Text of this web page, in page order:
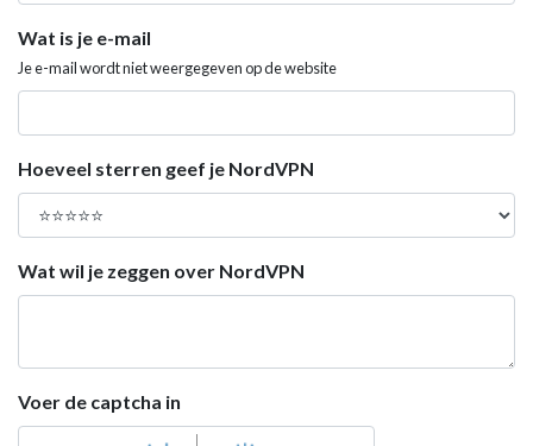
Wat is je e-mail
Je e-mail wordt niet weergegeven op de website
Hoeveel sterren geef je NordVPN
Wat wil je zeggen over NordVPN
Voer de captcha in